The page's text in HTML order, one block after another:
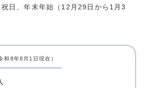
日、年末年始（12月29日から1月3
和8年8月1日現在）